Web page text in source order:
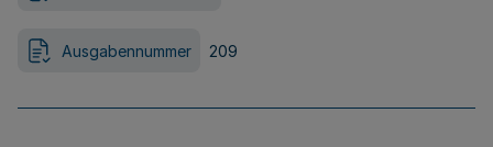
Ausgabennummer 209